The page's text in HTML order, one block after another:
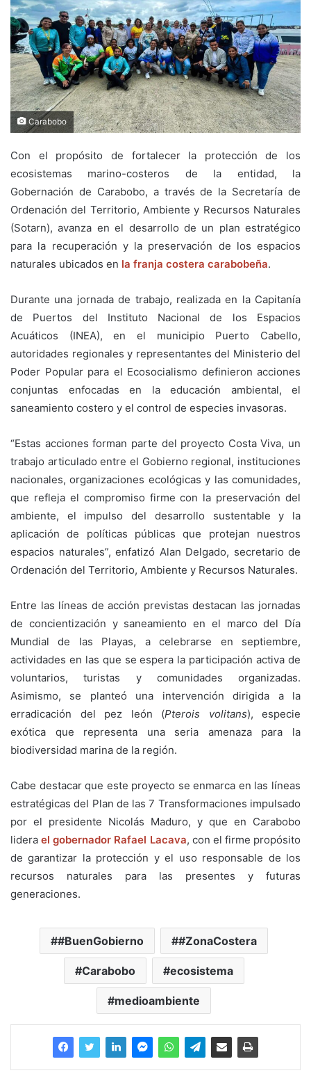
Carabobo
Con el propósito de fortalecer la protección de los
ecosistemas marino-costeros de la entidad, la
Gobernación de Carabobo, a través de la Secretaría de
Ordenación del Territorio, Ambiente y Recursos Naturales
(Sotarn), avanza en el desarrollo de un plan estratégico
para la recuperación y la preservación de los espacios
naturales ubicados en la franja costera carabobeña.
Durante una jornada de trabajo, realizada en la Capitanía
de Puertos del Instituto Nacional de los Espacios
Acuáticos (INEA), en el municipio Puerto Cabello,
autoridades regionales y representantes del Ministerio del
Poder Popular para el Ecosocialismo definieron acciones
conjuntas enfocadas en la educación ambiental, el
saneamiento costero y el control de especies invasoras.
“Estas acciones forman parte del proyecto Costa Viva, un
trabajo articulado entre el Gobierno regional, instituciones
nacionales, organizaciones ecológicas y las comunidades,
que refleja el compromiso firme con la preservación del
ambiente, el impulso del desarrollo sustentable y la
aplicación de políticas públicas que protejan nuestros
espacios naturales”, enfatizó Alan Delgado, secretario de
Ordenación del Territorio, Ambiente y Recursos Naturales.
Entre las líneas de acción previstas destacan las jornadas
de concientización y saneamiento en el marco del Día
Mundial de las Playas, a celebrarse en septiembre,
actividades en las que se espera la participación activa de
voluntarios, turistas y comunidades organizadas.
Asimismo, se planteó una intervención dirigida a la
erradicación del pez león (Pterois volitans), especie
exótica que representa una seria amenaza para la
biodiversidad marina de la región.
Cabe destacar que este proyecto se enmarca en las líneas
estratégicas del Plan de las 7 Transformaciones impulsado
por el presidente Nicolás Maduro, y que en Carabobo
lidera el gobernador Rafael Lacava, con el firme propósito
de garantizar la protección y el uso responsable de los
recursos naturales para las presentes y futuras
generaciones.
#BuenGobierno #ZonaCostera
Carabobo ecosistema
medioambiente